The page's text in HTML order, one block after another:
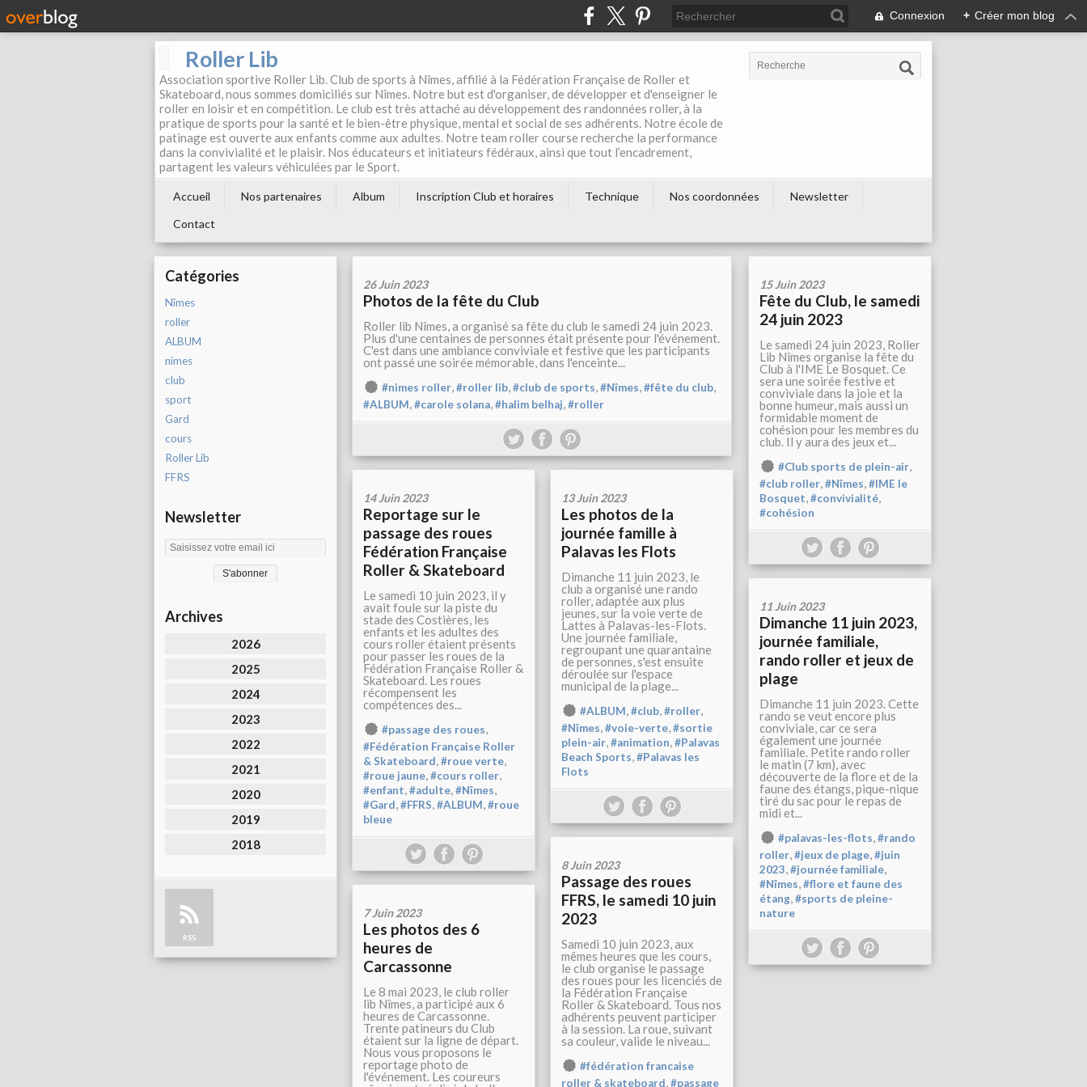
Connexion + Créer mon blog
Roller Lib
Association sportive Roller Lib. Club de sports à Nîmes, affilié à la Fédération Française de Roller et
Skateboard, nous sommes domiciliés sur Nîmes. Notre but est d'organiser, de développer et d'enseigner le
roller en loisir et en compétition. Le club est très attaché au développement des randonnées roller, à la
pratique de sports pour la santé et le bien-être physique, mental et social de ses adhérents. Notre école de
patinage est ouverte aux enfants comme aux adultes. Notre team roller course recherche la performance
dans la convivialité et le plaisir. Nos éducateurs et initiateurs fédéraux, ainsi que tout l’encadrement,
partagent les valeurs véhiculées par le Sport.
Accueil Nos partenaires Album Inscription Club et horaires Technique Nos coordonnées
Newsletter
Contact
Catégories
Nîmes
roller
ALBUM
nimes
club
sport
Gard
cours
Roller Lib
FFRS
Newsletter
Archives
2026
2025
2024
2023
2022
2021
2020
2019
2018
RSS
26 Juin 2023
Photos de la fête du Club
Roller lib Nîmes, a organisé sa fête du club le samedi 24 juin 2023.
Plus d'une centaines de personnes était présente pour l'événement.
C'est dans une ambiance conviviale et festive que les participants
ont passé une soirée mémorable, dans l'enceinte...
#nimes roller,#roller lib,#club de sports,#Nîmes,#fête du club,
#ALBUM,#carole solana,#halim belhaj,#roller
15 Juin 2023
Fête du Club, le samedi
24 juin 2023
Le samedi 24 juin 2023, Roller
Lib Nîmes organise la fête du
Club à l'IME Le Bosquet. Ce
sera une soirée festive et
conviviale dans la joie et la
bonne humeur, mais aussi un
formidable moment de
cohésion pour les membres du
club. Il y aura des jeux et...
#Club sports de plein-air,
#club roller,#Nîmes,#IME le
Bosquet,#convivialité,
#cohésion
14 Juin 2023
Reportage sur le
passage des roues
Fédération Française
Roller & Skateboard
Le samedi 10 juin 2023, il y
avait foule sur la piste du
stade des Costières, les
enfants et les adultes des
cours roller étaient présents
pour passer les roues de la
Fédération Française Roller &
Skateboard. Les roues
récompensent les
compétences des...
#passage des roues,
#Fédération Française Roller
& Skateboard,#roue verte,
#roue jaune,#cours roller,
#enfant,#adulte,#Nîmes,
#Gard,#FFRS,#ALBUM,#roue
bleue
13 Juin 2023
Les photos de la
journée famille à
Palavas les Flots
Dimanche 11 juin 2023, le
club a organisé une rando
roller, adaptée aux plus
jeunes, sur la voie verte de
Lattes à Palavas-les-Flots.
Une journée familiale,
regroupant une quarantaine
de personnes, s'est ensuite
déroulée sur l'espace
municipal de la plage...
#ALBUM,#club,#roller,
#Nîmes,#voie-verte,#sortie
plein-air,#animation,#Palavas
Beach Sports,#Palavas les
Flots
11 Juin 2023
Dimanche 11 juin 2023,
journée familiale,
rando roller et jeux de
plage
Dimanche 11 juin 2023. Cette
rando se veut encore plus
conviviale, car ce sera
également une journée
familiale. Petite rando roller
le matin (7 km), avec
découverte de la flore et de la
faune des étangs, pique-nique
tiré du sac pour le repas de
midi et...
#palavas-les-flots,#rando
roller,#jeux de plage,#juin
2023,#journée familiale,
#Nîmes,#flore et faune des
étang,#sports de pleine-
nature
8 Juin 2023
Passage des roues
FFRS, le samedi 10 juin
2023
Samedi 10 juin 2023, aux
mêmes heures que les cours,
le club organise le passage
des roues pour les licenciés de
la Fédération Française
Roller & Skateboard. Tous nos
adhérents peuvent participer
à la session. La roue, suivant
sa couleur, valide le niveau...
#fédération francaise
roller & skateboard,#passage
7 Juin 2023
Les photos des 6
heures de
Carcassonne
Le 8 mai 2023, le club roller
lib Nîmes, a participé aux 6
heures de Carcassonne.
Trente patineurs du Club
étaient sur la ligne de départ.
Nous vous proposons le
reportage photo de
l'événement. Les coureurs